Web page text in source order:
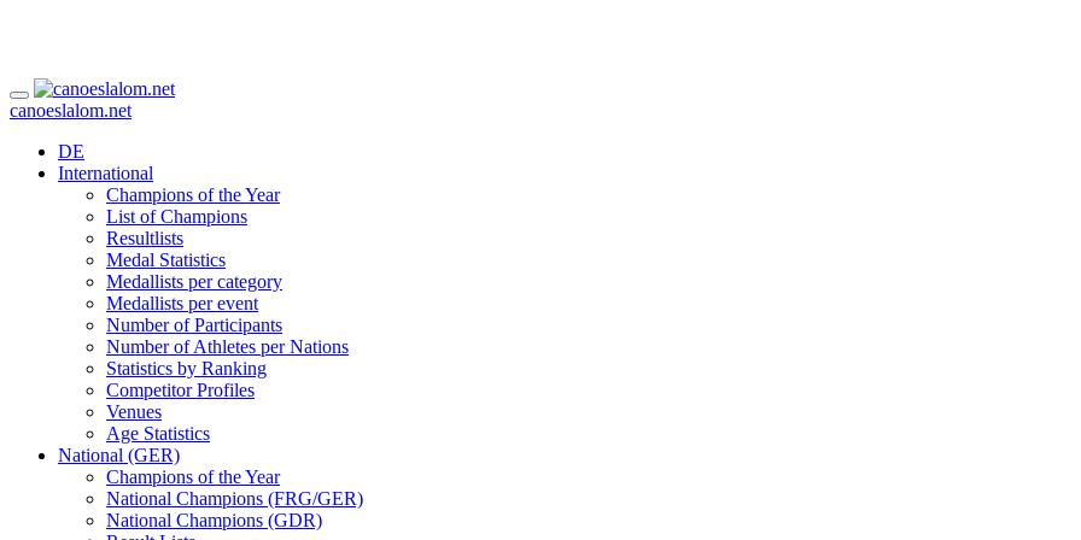
canoeslalom.net
DE
International
Champions of the Year
List of Champions
Resultlists
Medal Statistics
Medallists per category
Medallists per event
Number of Participants
Number of Athletes per Nations
Statistics by Ranking
Competitor Profiles
Venues
Age Statistics
National (GER)
Champions of the Year
National Champions (FRG/GER)
National Champions (GDR)